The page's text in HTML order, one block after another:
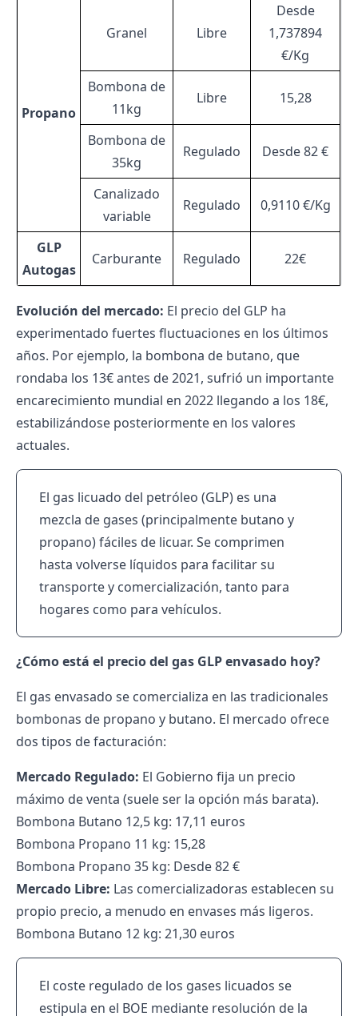
Propano
Granel Libre
Desde
1,737894
€/Kg
Bombona de
11kg
Libre 15,28
Bombona de
35kg
Regulado Desde 82 €
Canalizado
variable
Regulado 0,9110 €/Kg
GLP
Autogas
Carburante Regulado 22€
Evolución del mercado: El precio del GLP ha
experimentado fuertes fluctuaciones en los últimos
años. Por ejemplo, la bombona de butano, que
rondaba los 13€ antes de 2021, sufrió un importante
encarecimiento mundial en 2022 llegando a los 18€,
estabilizándose posteriormente en los valores
actuales.
El gas licuado del petróleo (GLP)​ es una
mezcla de gases (principalmente butano y
propano) fáciles de licuar. Se comprimen
hasta volverse líquidos para facilitar su
transporte y comercialización, tanto para
hogares como para vehículos.
¿Cómo está el precio del gas GLP envasado hoy?
El gas envasado se comercializa en las tradicionales
bombonas de propano y butano. El mercado ofrece
dos tipos de facturación:
Mercado Regulado: El Gobierno fija un precio
máximo de venta (suele ser la opción más barata).
Bombona Butano 12,5 kg: 17,11 euros
Bombona Propano 11 kg: 15,28
Bombona Propano 35 kg: Desde 82 €
Mercado Libre: Las comercializadoras establecen su
propio precio, a menudo en envases más ligeros.
Bombona Butano 12 kg: 21,30 euros
El coste regulado de los gases licuados se
estipula en el BOE mediante resolución de la